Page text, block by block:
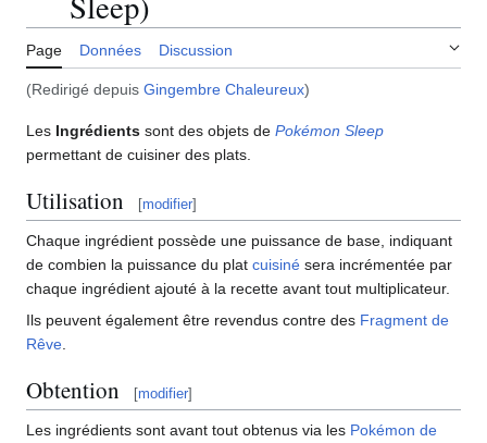
Page Données Discussion
(Redirigé depuis Gingembre Chaleureux)
Les Ingrédients sont des objets de Pokémon Sleep
permettant de cuisiner des plats.
Utilisation [modifier]
Chaque ingrédient possède une puissance de base, indiquant
de combien la puissance du plat cuisiné sera incrémentée par
chaque ingrédient ajouté à la recette avant tout multiplicateur.
Ils peuvent également être revendus contre des Fragment de
Rêve
Obtention [modifier]
Les ingrédients sont avant tout obtenus via les Pokémon de